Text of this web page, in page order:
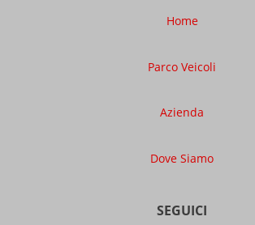
Home
Parco Veicoli
Azienda
Dove Siamo
SEGUICI